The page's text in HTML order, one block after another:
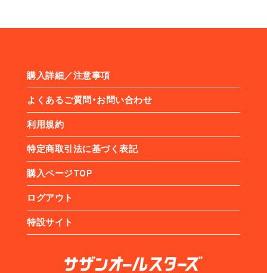
購入詳細／注意事項
よくあるご質問・お問い合わせ
利用規約
特定商取引法に基づく表記
購入ページTOP
ログアウト
特設サイト